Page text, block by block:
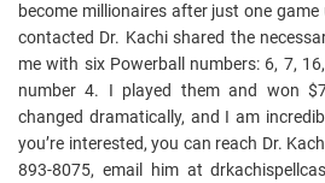
become millionaires after just one
contacted Dr. Kachi shared the
me with six Powerball numbers: 6, 7,
number 4. I played them and won
changed dramatically, and I am
you’re interested, you can reach Dr.
893-8075, email him at